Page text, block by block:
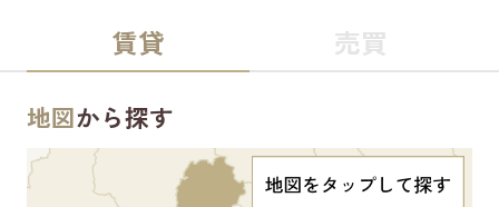
賃貸 売買
地図から探す